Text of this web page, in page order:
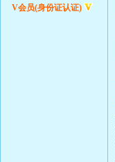
V会员(身份证认证)